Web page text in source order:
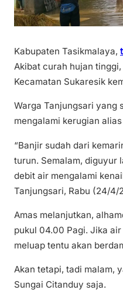
Kabupaten Tasikmalaya,
Akibat curah hujan
Kecamatan Sukaresik
Warga Tanjungsari yang
mengalami kerugian
“Banjir sudah dari
turun. Semalam, diguyur
debit air mengalami
Tanjungsari, Rabu (24/4/
Amas melanjutkan,
pukul 04.00 Pagi. Jika
meluap tentu akan
Akan tetapi, tadi malam,
Sungai Citanduy saja.